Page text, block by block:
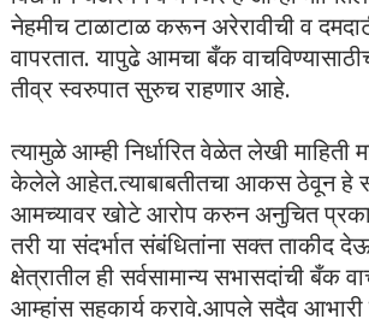
नेहमीच टाळाटाळ करून अरेरावीची व
वापरतात. यापुढे आमचा बँक
तीव्र स्वरुपात सुरुच राहणार आहे.
त्यामुळे आम्ही निर्धारित वेळेत लेखी माहिती
केलेले आहेत.त्याबाबतीतचा आकस ठेवून हे
आमच्यावर खोटे आरोप करुन अनुचित
तरी या संदर्भात संबंधितांना सक्त ताकीद
क्षेत्रातील ही सर्वसामान्य सभासदांची बँक
आम्हांस सहकार्य करावे.आपले सदैव आभारी